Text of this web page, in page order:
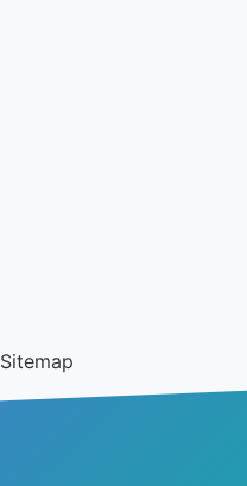
Sitemap